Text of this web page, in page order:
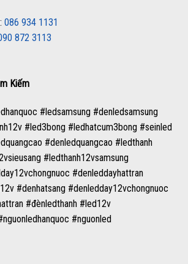
086 934 1131
872 3113
Kiếm
#ledsamsung #denledsamsung
#led3bong #ledhatcum3bong #seinled
#denledquangcao #ledthanh
#ledthanh12vsamsung
#denleddayhattran
#denhatsang #denledday12vchongnuoc
#đènledthanh #led12v
#nguonled